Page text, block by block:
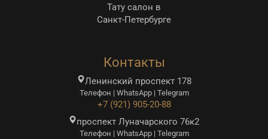
Тату салон в
Санкт-Петербурге
Контакты
Ленинский проспект 178
Телефон | WhatsApp | Telegram
+7 (921) 905-20-88
проспект Луначарского 76к2
Телефон | WhatsApp | Telegram